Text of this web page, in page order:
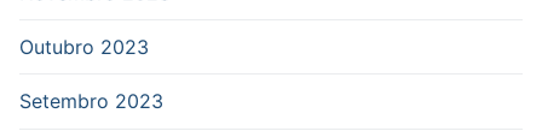
Outubro 2023
Setembro 2023